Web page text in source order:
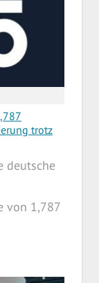
trotz
deutsche
von 1,787